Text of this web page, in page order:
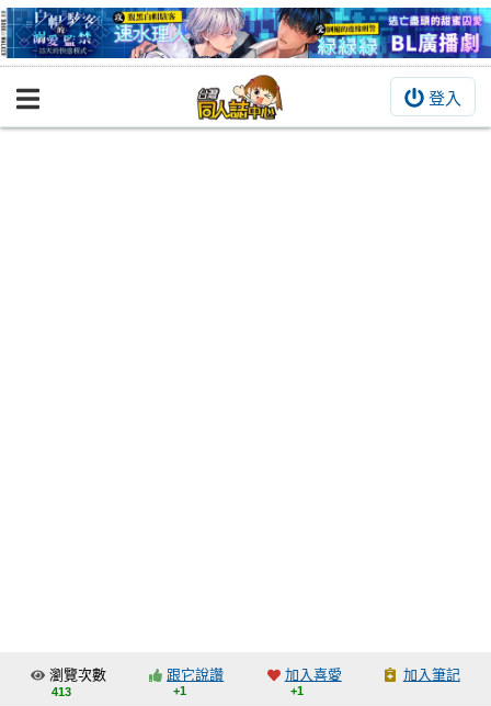
登入
BOOKY書集倉庫
交流中心
瀏覽次數
413
跟它說讚
+1
加入喜愛
+1
加入筆記